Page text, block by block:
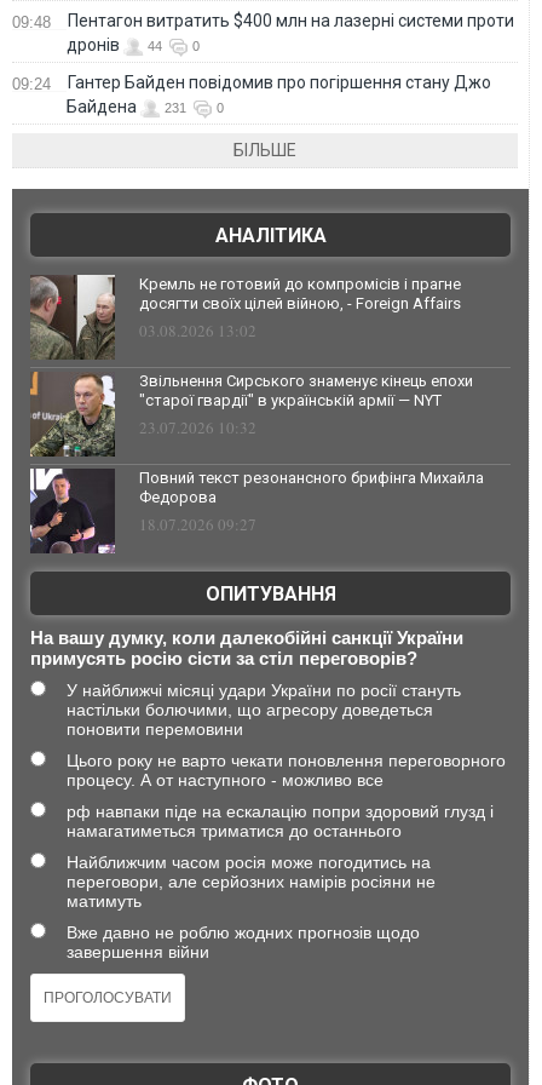
09:48
Пентагон витратить $400 млн на лазерні системи проти
дронів
44 0
09:24
Гантер Байден повідомив про погіршення стану Джо
Байдена
231 0
БІЛЬШЕ
АНАЛІТИКА
Кремль не готовий до компромісів і прагне
досягти своїх цілей війною, - Foreign Affairs
03.08.2026 13:02
Звільнення Сирського знаменує кінець епохи
"старої гвардії" в українській армії — NYT
23.07.2026 10:32
Повний текст резонансного брифінга Михайла
Федорова
18.07.2026 09:27
ОПИТУВАННЯ
На вашу думку, коли далекобійні санкції України
примусять росію сісти за стіл переговорів?
У найближчі місяці удари України по росії стануть
настільки болючими, що агресору доведеться
поновити перемовини
Цього року не варто чекати поновлення переговорного
процесу. А от наступного - можливо все
рф навпаки піде на ескалацію попри здоровий глузд і
намагатиметься триматися до останнього
Найближчим часом росія може погодитись на
переговори, але серйозних намірів росіяни не
матимуть
Вже давно не роблю жодних прогнозів щодо
завершення війни